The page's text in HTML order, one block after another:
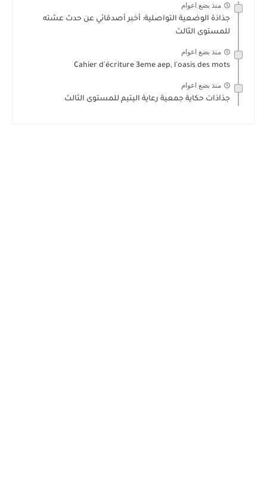
منذ بضع اعوام
جذاذة الوضعية التواصلية: أخبر أصدقائي عن حدث عشته
للمستوى الثالث
منذ بضع اعوام
Cahier d'écriture 3eme aep, l'oasis des mots
منذ بضع اعوام
جذاذات حكاية جمعية رعاية اليتيم للمستوى الثالث